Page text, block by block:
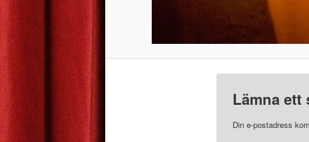
Lämna ett
Din e-postadress